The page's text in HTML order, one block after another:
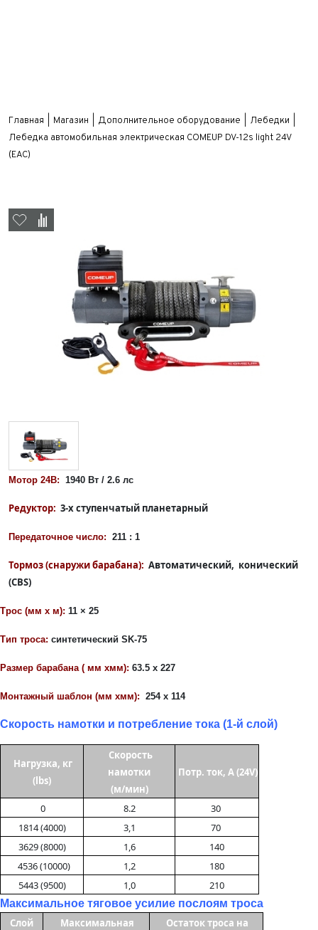
Главная Магазин Дополнительное оборудование
Лебедки
Лебедка автомобильная электрическая COMEUP DV-12s light 24V
(EAC)
Мотор 24В: 1940 Вт / 2.6 лс
Редуктор: 3-х ступенчатый планетарный
Передаточное число: 211 : 1
Тормоз (снаружи барабана): Автоматический, конический
(CBS)
Трос (мм x м): 11 × 25
Тип троса: синтетический SK-75
Размер барабана ( мм xмм): 63.5 x 227
Монтажный шаблон (мм xмм): 254 x 114
Скорость намотки и потребление тока (1-й слой)
Нагрузка, кг
(lbs)
Скорость
намотки
(м/мин)
Потр. ток, А (24V)
0 8.2
30
1814 (4000)
3,1
70
3629 (8000)
1,6
140
4536 (10000)
1,2
180
5443 (9500)
1,0 210
Максимальное тяговое усилие послоям троса
Слой
Максимальная
Остаток троса на